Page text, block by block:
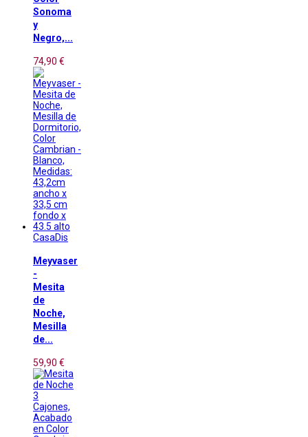
Sonoma
y
Negro,...
74,90 €
CasaDis
Meyvaser
-
Mesita
de
Noche,
Mesilla
de...
59,90 €